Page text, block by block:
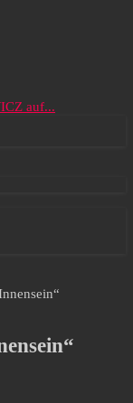
auf...